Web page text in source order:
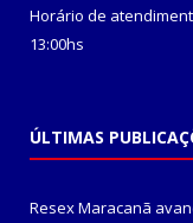
Horário de
13:00hs
ÚLTIMAS
Resex Maracanã